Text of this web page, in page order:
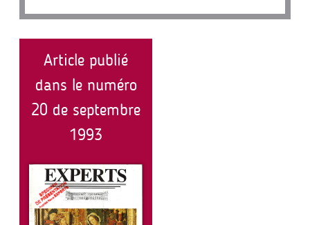
Article publié
dans le numéro
20 de septembre
1993